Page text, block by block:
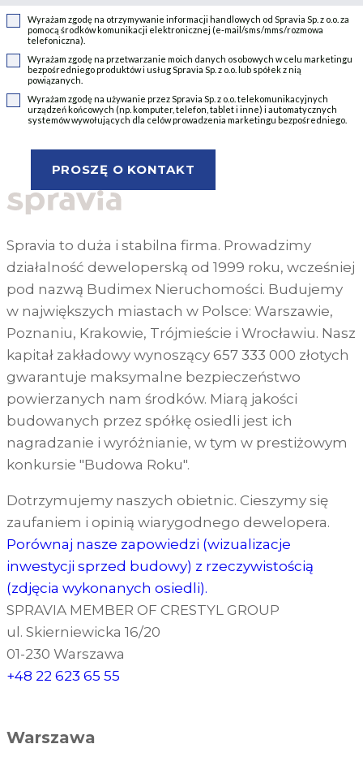
Wyrażam zgodę na otrzymywanie informacji handlowych od Spravia Sp. z o.o. za
pomocą środków komunikacji elektronicznej (e-mail/sms/mms/rozmowa
telefoniczna).
Wyrażam zgodę na przetwarzanie moich danych osobowych w celu marketingu
bezpośredniego produktów i usług Spravia Sp. z o.o. lub spółek z nią
powiązanych.
Wyrażam zgodę na używanie przez Spravia Sp. z o.o. telekomunikacyjnych
urządzeń końcowych (np. komputer, telefon, tablet i inne) i automatycznych
systemów wywołujących dla celów prowadzenia marketingu bezpośredniego.
Spravia to duża i stabilna firma. Prowadzimy
działalność deweloperską od 1999 roku, wcześniej
pod nazwą Budimex Nieruchomości. Budujemy
w największych miastach w Polsce: Warszawie,
Poznaniu, Krakowie, Trójmieście i Wrocławiu. Nasz
kapitał zakładowy wynoszący 657 333 000 złotych
gwarantuje maksymalne bezpieczeństwo
powierzanych nam środków. Miarą jakości
budowanych przez spółkę osiedli jest ich
nagradzanie i wyróżnianie, w tym w prestiżowym
konkursie "Budowa Roku".
Dotrzymujemy naszych obietnic. Cieszymy się
zaufaniem i opinią wiarygodnego dewelopera.
Porównaj nasze zapowiedzi (wizualizacje
inwestycji sprzed budowy) z rzeczywistością
(zdjęcia wykonanych osiedli).
SPRAVIA MEMBER OF CRESTYL GROUP
ul. Skierniewicka 16/20
01-230 Warszawa
+48 22 623 65 55
Warszawa